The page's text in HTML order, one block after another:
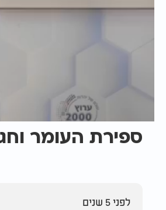
ספירת העומר
לפני 5 שנים